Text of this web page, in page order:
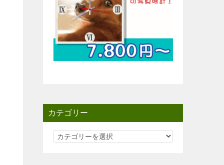
カテゴリー
カ